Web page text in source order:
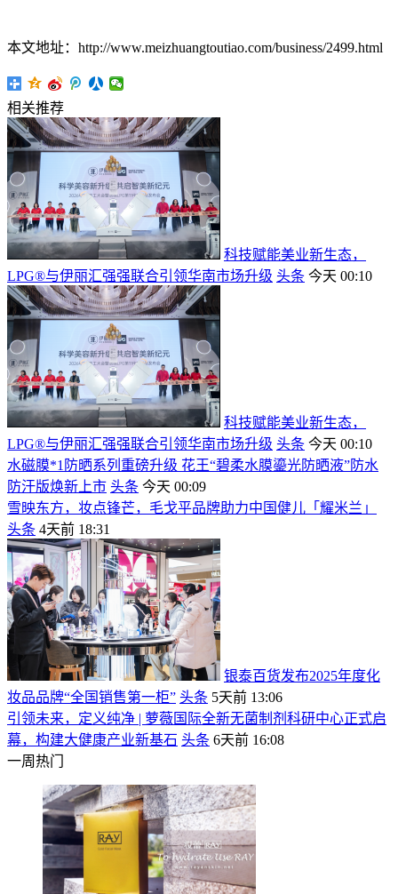
本文地址：http://www.meizhuangtoutiao.com/business/2499.html
相关推荐
科技赋能美业新生态，
LPG®与伊丽汇强强联合引领华南市场升级 头条 今天 00:10
科技赋能美业新生态，
LPG®与伊丽汇强强联合引领华南市场升级 头条 今天 00:10
水磁膜*1防晒系列重磅升级 花王“碧柔水膜鎏光防晒液”防水
防汗版焕新上市 头条 今天 00:09
雪映东方，妆点锋芒，毛戈平品牌助力中国健儿「耀米兰」
头条 4天前 18:31
银泰百货发布2025年度化
妆品品牌“全国销售第一柜” 头条 5天前 13:06
引领未来，定义纯净 | 萝薇国际全新无菌制剂科研中心正式启
幕，构建大健康产业新基石 头条 6天前 16:08
一周热门